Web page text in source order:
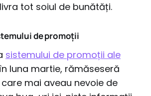
tot soiul de bunătăți.
de promoții
sistemului de promoții ale
luna martie, rămăseseră
mai aveau nevoie de